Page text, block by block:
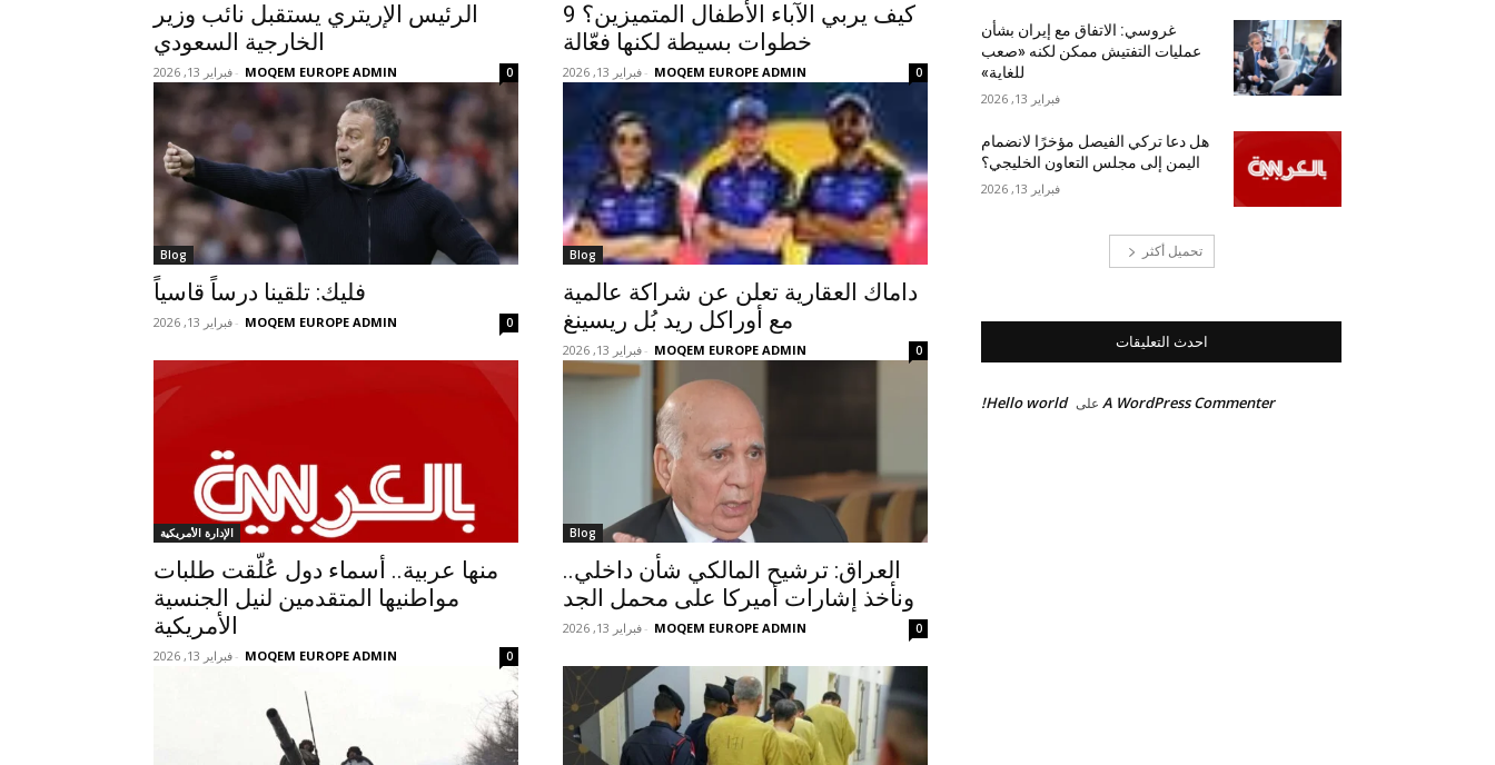
كيف يربي الآباء الأطفال المتميزين؟ 9
خطوات بسيطة لكنها فعّالة
MOQEM EUROPE ADMIN
- فبراير 13, 2026 0
الرئيس الإريتري يستقبل نائب وزير
الخارجية السعودي
MOQEM EUROPE ADMIN
- فبراير 13, 2026 0
Blog
داماك العقارية تعلن عن شراكة عالمية
مع أوراكل ريد بُل ريسينغ
MOQEM EUROPE ADMIN
- فبراير 13, 2026 0
Blog
فليك: تلقينا درساً قاسياً
MOQEM EUROPE ADMIN
- فبراير 13, 2026 0
Blog
العراق: ترشيح المالكي شأن داخلي..
ونأخذ إشارات أميركا على محمل الجد
MOQEM EUROPE ADMIN
- فبراير 13, 2026 0
الإدارة الأمريكية
منها عربية.. أسماء دول عُلّقت طلبات
مواطنيها المتقدمين لنيل الجنسية
الأمريكية
MOQEM EUROPE ADMIN
- فبراير 13, 2026 0
غروسي: الاتفاق مع إيران بشأن
عمليات التفتيش ممكن لكنه «صعب
للغاية»
فبراير 13, 2026
هل دعا تركي الفيصل مؤخرًا لانضمام
اليمن إلى مجلس التعاون الخليجي؟
فبراير 13, 2026
تحميل أكثر
احدث التعليقات
A WordPress Commenter على Hello world!